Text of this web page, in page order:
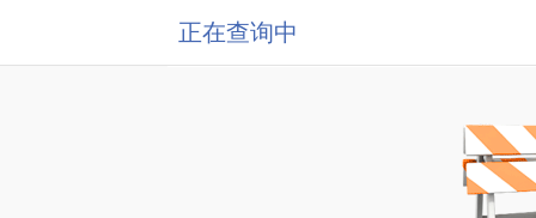
正在查询中